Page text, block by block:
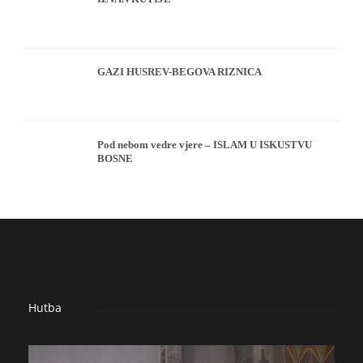
GAZI HUSREV-BEGOVA RIZNICA
Pod nebom vedre vjere – ISLAM U ISKUSTVU
BOSNE
Hutba